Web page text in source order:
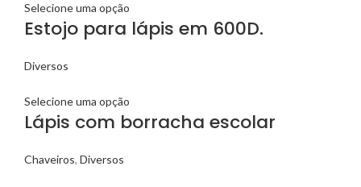
Selecione uma opção
Estojo para lápis em 600D.
Diversos
Selecione uma opção
Lápis com borracha escolar
Chaveiros, Diversos